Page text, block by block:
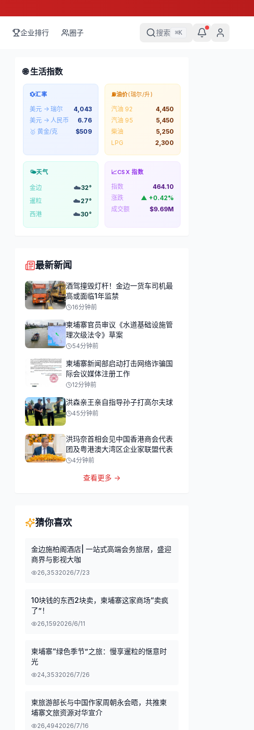
企业排行 圈子 搜索 ⌘K
🌐 生活指数
💱汇率
美元 → 瑞尔
4,043
美元 → 人民币
6.76
🥇 黄金/克
$509
⛽油价(瑞尔/升)
汽油 92
4,450
汽油 95
5,450
柴油
5,250
LPG
2,300
🌤️天气
金边 ☁️32°
暹粒
☁️27°
西港
☁️30°
📈CSX 指数
指数
464.10
涨跌
▲ +0.42%
成交额
$9.69M
最新新闻
酒驾撞毁灯杆！金边一货车司机最
高或面临1年监禁
16分钟前
柬埔寨官员审议《水道基础设施管
理次级法令》草案
54分钟前
柬埔寨新闻部启动打击网络诈骗国
际会议媒体注册工作
12分钟前
洪森亲王亲自指导孙子打高尔夫球
45分钟前
洪玛奈首相会见中国香港商会代表
团及粤港澳大湾区企业家联盟代表
4分钟前
查看更多 →
猜你喜欢
金边施柏阁酒店| 一站式高端会务旅居，盛迎
商界与影视大咖
26,3532026/7/23
10块钱的东西2块卖，柬埔寨这家商场“卖疯
了”！
26,1592026/6/11
柬埔寨“绿色季节”之旅：慢享暹粒的惬意时
光
24,3532026/7/26
柬旅游部长与中国作家周朝永会晤，共推柬
埔寨文旅资源对华宣介
26,4942026/7/16